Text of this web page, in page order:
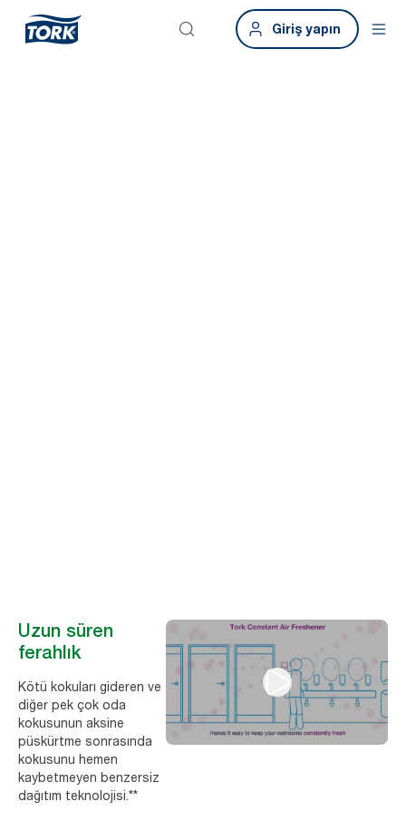
Giriş yapın
Uzun süren
ferahlık
Kötü kokuları gideren ve
diğer pek çok oda
kokusunun aksine
püskürtme sonrasında
kokusunu hemen
kaybetmeyen benzersiz
dağıtım teknolojisi.**